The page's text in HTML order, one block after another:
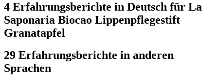
4 Erfahrungsberichte in Deutsch für La
Saponaria Biocao Lippenpflegestift
Granatapfel
29 Erfahrungsberichte in anderen
Sprachen